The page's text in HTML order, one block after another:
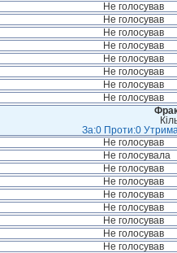
Не голосував
Не голосував
Не голосував
Не голосував
Не голосував
Не голосував
Не голосував
Не голосував
За:0 Проти:0
Не голосував
Не голосувала
Не голосував
Не голосував
Не голосував
Не голосував
Не голосував
Не голосував
Не голосував